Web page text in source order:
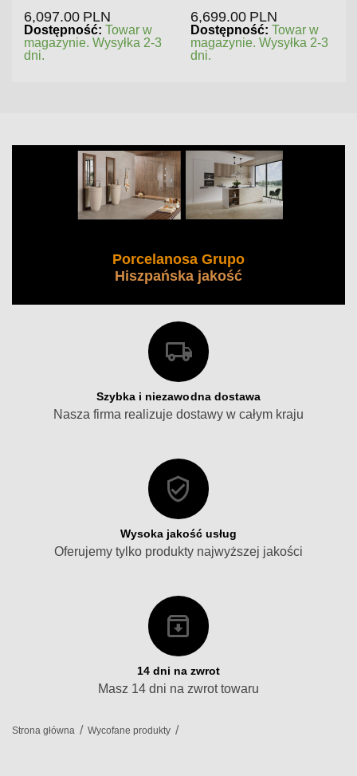
6,097.00 PLN
Dostępność: Towar w
magazynie. Wysyłka 2-3
dni.
6,699.00 PLN
Dostępność: Towar w
magazynie. Wysyłka 2-3
dni.
Porcelanosa Grupo
Hiszpańska jakość
Szybka i niezawodna dostawa
Nasza firma realizuje dostawy w całym kraju
Wysoka jakość usług
Oferujemy tylko produkty najwyższej jakości
14 dni na zwrot
Masz 14 dni na zwrot towaru
Strona główna / Wycofane produkty /